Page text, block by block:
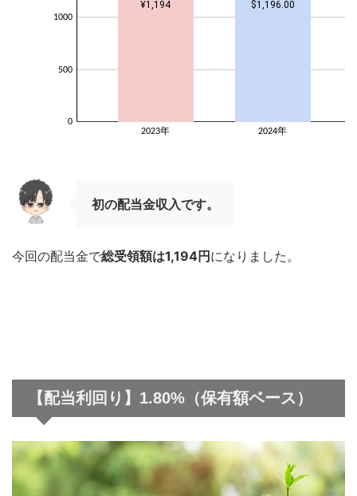
初の配当金収入です。
今回の配当金で総受領額は1,194円になりました。
【配当利回り】1.80%（保有額ベース）